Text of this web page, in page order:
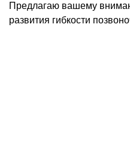
Предлагаю вашему
развития гибкости